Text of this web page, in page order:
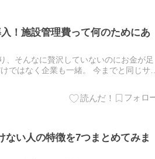
！施設管理費って何のためにあ
、そんなに贅沢していないのにお金が足
ではなく企業も一緒。 今までと同じサー
ない人の特徴を7つまとめてみま